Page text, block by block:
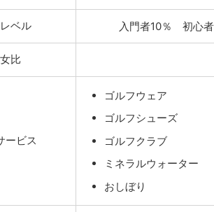
ベル 入門者10％ 初心
比
ービス
ゴルフウェア
ゴルフシューズ
ゴルフクラブ
ミネラルウォーター
おしぼり